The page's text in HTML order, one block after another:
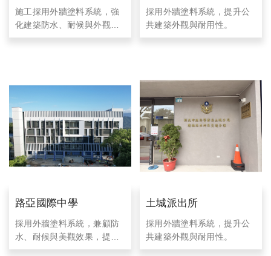
施工採用外牆塗料系統，強
化建築防水、耐候與外觀設
計，打造兼具實用與美觀的
採用外牆塗料系統，提升公
共建築外觀與耐用性。
路亞國際中學
採用外牆塗料系統，兼顧防
水、耐候與美觀效果，提供
校園建築高品質的外牆施工
土城派出所
採用外牆塗料系統，提升公
共建築外觀與耐用性。